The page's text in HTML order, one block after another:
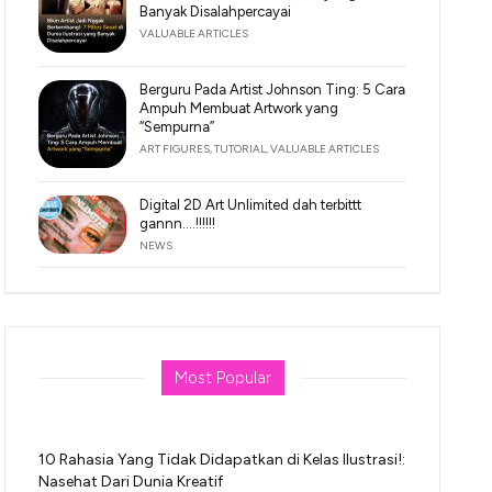
Banyak Disalahpercayai
VALUABLE ARTICLES
Berguru Pada Artist Johnson Ting: 5 Cara
Ampuh Membuat Artwork yang
“Sempurna”
ART FIGURES,TUTORIAL,VALUABLE ARTICLES
Digital 2D Art Unlimited dah terbittt
gannn….!!!!!!
NEWS
Most Popular
10 Rahasia Yang Tidak Didapatkan di Kelas Ilustrasi!:
Nasehat Dari Dunia Kreatif